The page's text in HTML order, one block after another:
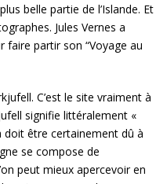
belle partie de l’Islande. Et
Jules Vernes a
partir son “Voyage au
C’est le site vraiment à
signifie littéralement «
doit être certainement dû à
se compose de
peut mieux apercevoir en